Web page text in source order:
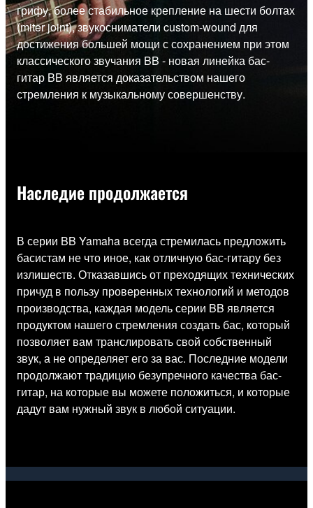
грифу, более стабильное крепление на шести болтах
(miter joint), звукосниматели custom-wound для
достижения большей мощи с сохранением при этом
классического звучания BB - новая линейка бас-
гитар BB является доказательством нашего
стремления к музыкальному совершенству.
Наследие продолжается
В серии BB Yamaha всегда стремилась предложить
басистам не что иное, как отличную бас-гитару без
излишеств. Отказавшись от преходящих технических
причуд в пользу проверенных технологий и методов
производства, каждая модель серии BB является
продуктом нашего стремления создать бас, который
позволяет вам транслировать свой собственный
звук, а не определяет его за вас. Последние модели
продолжают традицию безупречного качества бас-
гитар, на которые вы можете положиться, и которые
дадут вам нужный звук в любой ситуации.